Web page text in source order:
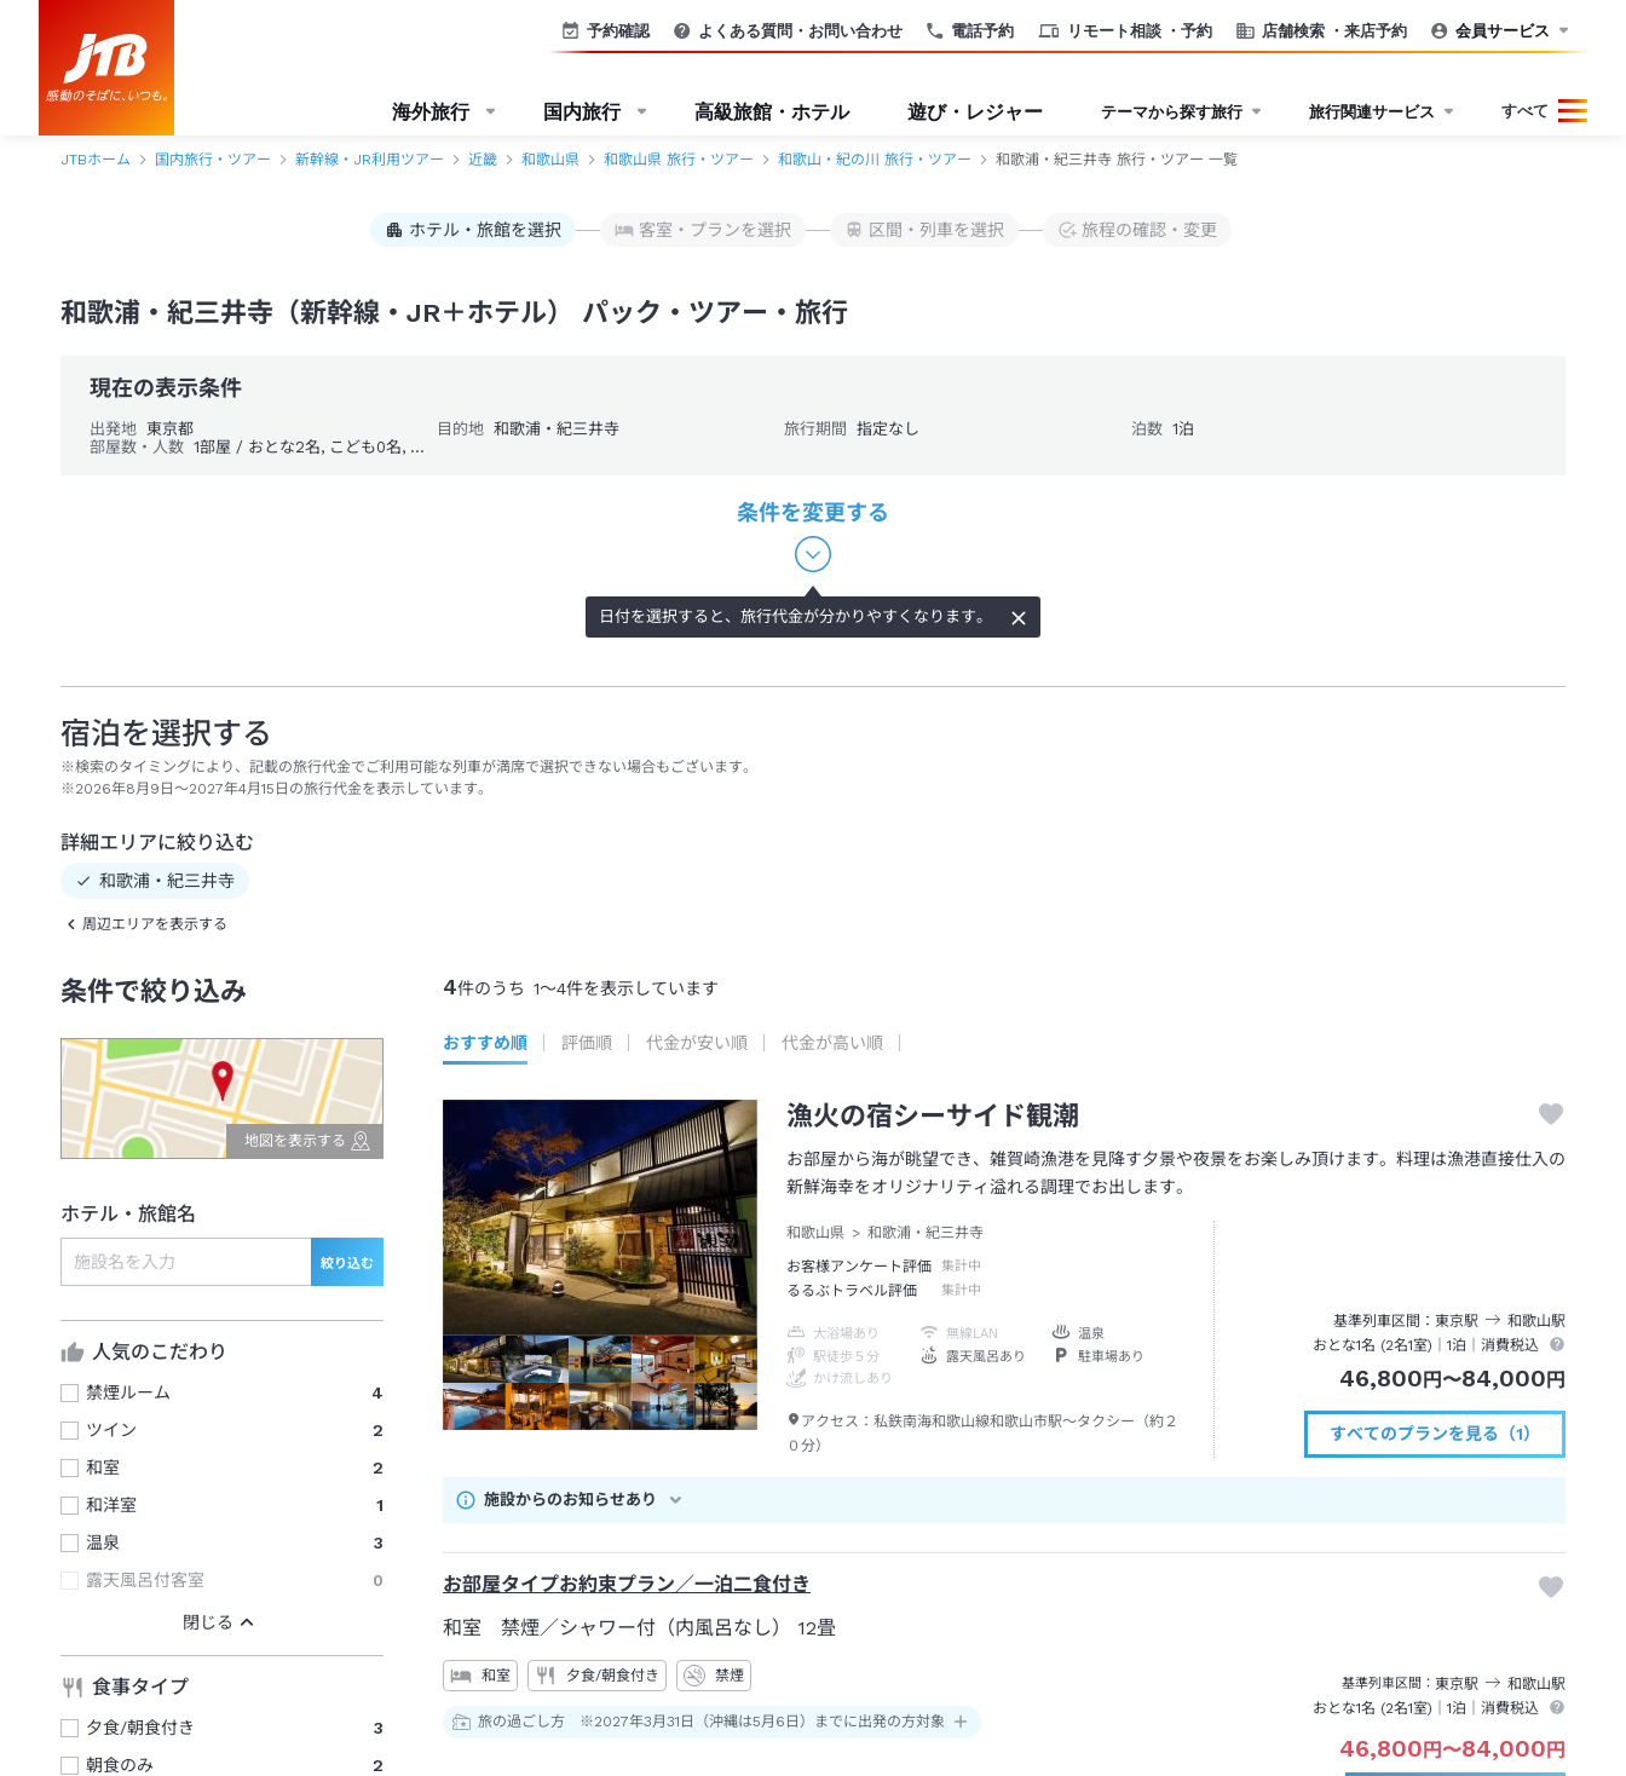
電話予約 リモート相談 ・予約 店舗検索 ・来店予約
予約確認 よくある質問・お問い合わせ 会員サービス
海外旅行 国内旅行 高級旅館・ホテル 遊び・レジャー テーマから探す旅行 旅行関連サービス すべて
JTBホーム 国内旅行・ツアー 新幹線・JR利用ツアー 近畿 和歌山県 和歌山県 旅行・ツアー 和歌山・紀の川 旅行・ツアー 和歌浦・紀三井寺 旅行・ツアー 一覧
ホテル・旅館を選択 客室・プランを選択 区間・列車を選択 旅程の確認・変更
和歌浦・紀三井寺（新幹線・JR＋ホテル） パック・ツアー・旅行
現在の表示条件
出発地 東京都 目的地 和歌浦・紀三井寺 旅行期間 指定なし 泊数 1泊
部屋数・人数
1部屋 / おとな2名, こども0名, 幼児0名
日付を選択すると、旅行代金が分かりやすくなります。
宿泊を選択する
※検索のタイミングにより、記載の旅行代金でご利用可能な列車が満席で選択できない場合もございます。
※2026年8月9日～2027年4月15日の旅行代金を表示しています。
詳細エリアに絞り込む
和歌浦・紀三井寺
周辺エリアを表示する
条件で絞り込み
地図を表示する
ホテル・旅館名
絞り込む
人気のこだわり
禁煙ルーム
4
ツイン
2
和室
2
和洋室
1
温泉
3
露天風呂付客室
0
食事タイプ
夕食/朝食付き
3
朝食のみ
2
4件のうち 1～4件を表示しています
おすすめ順 評価順 代金が安い順 代金が高い順
漁火の宿シーサイド観潮
お部屋から海が眺望でき、雑賀崎漁港を見降す夕景や夜景をお楽しみ頂けます。料理は漁港直接仕入の
新鮮海幸をオリジナリティ溢れる調理でお出します。
和歌山県
和歌浦・紀三井寺
お客様アンケート評価
集計中
るるぶトラベル評価 集計中
大浴場あり 無線LAN
温泉
駅徒歩５分
露天風呂あり
駐車場あり
かけ流しあり
アクセス： 私鉄南海和歌山線和歌山市駅～タクシー（約２
０分）
基準列車区間 東京駅 和歌山駅
おとな1名 (2名1室)｜1泊 ｜消費税込
46,800 円 〜84,000 円
すべてのプランを見る（1）
施設からのお知らせあり
お部屋タイプお約束プラン／一泊二食付き
和室 禁煙／シャワー付（内風呂なし） 12畳
和室 夕食/朝食付き 禁煙
旅の過ごし方 ※2027年3月31日（沖縄は5月6日）までに出発の方対象
基準列車区間 東京駅 和歌山駅
おとな1名 (2名1室)｜1泊 ｜消費税込
46,800円〜84,000円